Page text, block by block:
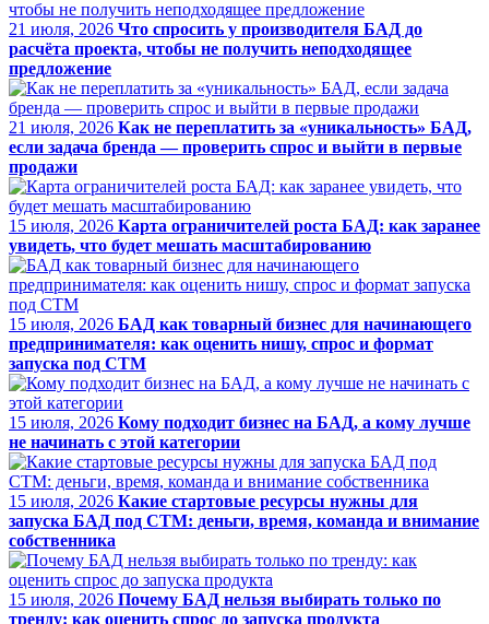
21 июля, 2026 Что спросить у производителя БАД до
расчёта проекта, чтобы не получить неподходящее
предложение
21 июля, 2026 Как не переплатить за «уникальность» БАД,
если задача бренда — проверить спрос и выйти в первые
продажи
15 июля, 2026 Карта ограничителей роста БАД: как заранее
увидеть, что будет мешать масштабированию
15 июля, 2026 БАД как товарный бизнес для начинающего
предпринимателя: как оценить нишу, спрос и формат
запуска под СТМ
15 июля, 2026 Кому подходит бизнес на БАД, а кому лучше
не начинать с этой категории
15 июля, 2026 Какие стартовые ресурсы нужны для
запуска БАД под СТМ: деньги, время, команда и внимание
собственника
15 июля, 2026 Почему БАД нельзя выбирать только по
тренду: как оценить спрос до запуска продукта